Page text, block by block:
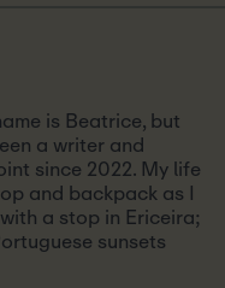
is Beatrice, but
a writer and
since 2022. My life
and backpack as I
a stop in Ericeira;
sunsets